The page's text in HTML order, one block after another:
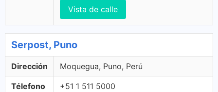
Vista de calle
Serpost, Puno
Dirección Moquegua, Puno, Perú
Télefono +51 1 511 5000